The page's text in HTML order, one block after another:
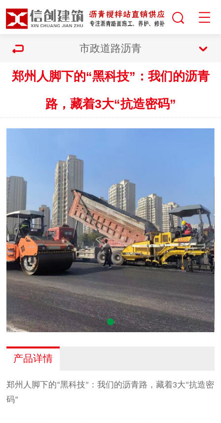
市政道路沥青
郑州人脚下的“黑科技”：我们的沥青
路，藏着3大“抗造密码”
产品详情
郑州人脚下的“黑科技” ：我们的沥青路，藏着3大“抗造密
码”